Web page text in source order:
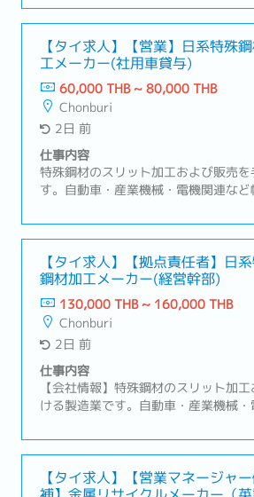
械、金型の設計・製造・メンテナン
す。【業務内容】・顧客の要求する
部材の公差値の選定が適正であるか
上記を図面に落とし込む・購買部門へ
のサポート・日本側の設計部門との不
頼対応・その他アサインされた業務
【タイ求人】【営業】日系特殊
工メーカー(社用車貸与)
60,000 THB ~ 80,000 THB
Chonburi
2日 前
仕事内容
特殊鋼材のスリット加工および販売
す。自動車・産業機械・電機関連な
と徹底した品質管理により、多様な
ます。安定した供給体制を通じて、
を支えています。【業務内容】・日
ーへの特殊鋼材・スリット加工製品の
客への定期訪問、受注対応、納期・価
調整・新規顧客の開拓および市場・業
集・製造部門・品質管理部門と連携し
理・見積書・契約書の作成、売上・受
や仕入先との調整、輸出入に関する各
じて）・顧客との長期的な関係構築
ロー
【タイ求人】【拠点責任者】日
鋼材加工メーカー(経営幹部)
130,000 THB ~ 160,000 THB
Chonburi
2日 前
仕事内容
【会社情報】特殊鋼材のスリット加
ける製造業です。自動車・産業機械
な加工技術と徹底した品質管理によ
対応しています。安定した供給体制
ものづくりを支えています。【業務
【タイ求人】【営業マネージャ